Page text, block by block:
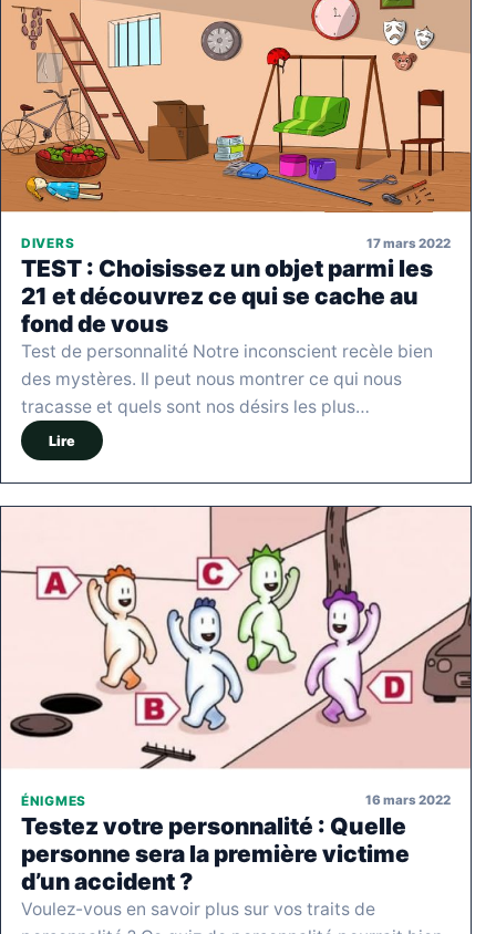
DIVERS 17 mars 2022
TEST : Choisissez un objet parmi les
21 et découvrez ce qui se cache au
fond de vous
Test de personnalité Notre inconscient recèle bien
des mystères. Il peut nous montrer ce qui nous
tracasse et quels sont nos désirs les plus…
Lire
ÉNIGMES 16 mars 2022
Testez votre personnalité : Quelle
personne sera la première victime
d’un accident ?
Voulez-vous en savoir plus sur vos traits de